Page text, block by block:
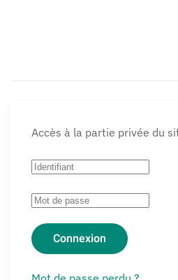
Accès à la partie privée du
Connexion